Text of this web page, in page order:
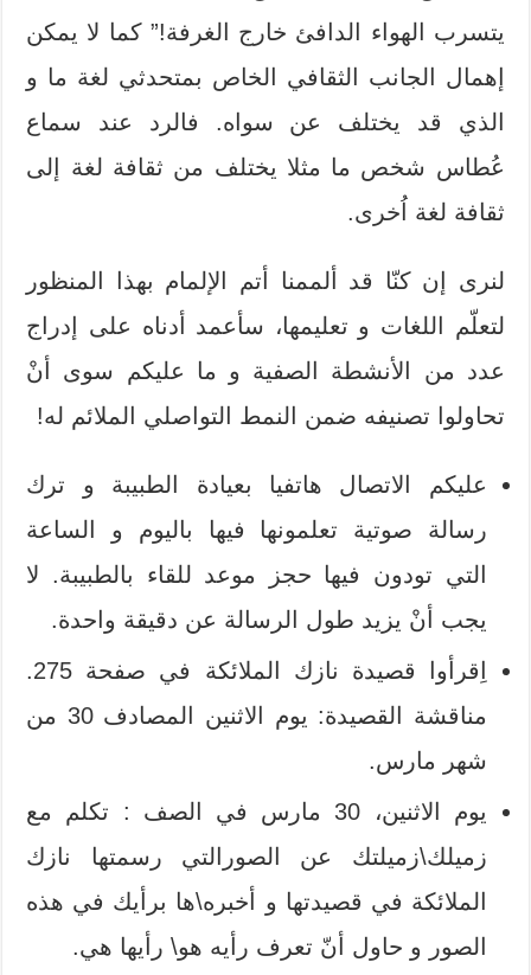
يتسرب الهواء الدافئ خارج الغرفة!” كما لا يمكن
إهمال الجانب الثقافي الخاص بمتحدثي لغة ما و
الذي قد يختلف عن سواه. فالرد عند سماع
عُطاس شخص ما مثلا يختلف من ثقافة لغة إلى
ثقافة لغة اُخرى.
لنرى إن كنّا قد ألممنا أتم الإلمام بهذا المنظور
لتعلّم اللغات و تعليمها، سأعمد أدناه على إدراج
عدد من الأنشطة الصفية و ما عليكم سوى أنْ
تحاولوا تصنيفه ضمن النمط التواصلي الملائم له!
عليكم الاتصال هاتفيا بعيادة الطبيبة و ترك
رسالة صوتية تعلمونها فيها باليوم و الساعة
التي تودون فيها حجز موعد للقاء بالطبيبة. لا
يجب أنْ يزيد طول الرسالة عن دقيقة واحدة.
اِقرأوا قصيدة نازك الملائكة في صفحة 275.
مناقشة القصيدة: يوم الاثنين المصادف 30 من
شهر مارس.
يوم الاثنين، 30 مارس في الصف : تكلم مع
زميلك\زميلتك عن الصورالتي رسمتها نازك
الملائكة في قصيدتها و أخبره\ها برأيك في هذه
الصور و حاول أنّ تعرف رأيه هو\ رأيها هي.